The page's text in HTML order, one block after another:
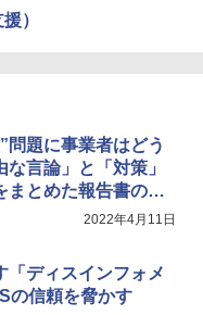
）
問題に事業者はどう
言論」と「対策」
まとめた報告書のポ
2022年4月11日
「ディスインフォメ
の信頼を脅かす